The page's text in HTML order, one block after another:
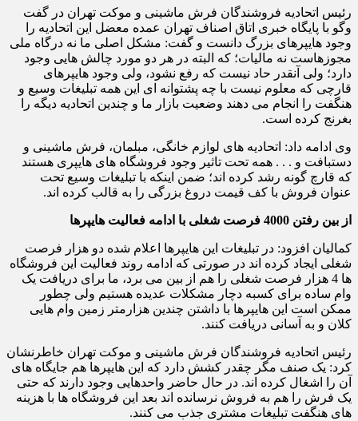
رئیس اتحادیه فروشندگان فرش ماشینی و موکت تهران در گفت
وگو با پایگاه خبری اتاق اصناف تهران عمده معضل این اتحادیه را
وجود هایپرهای بزرگ دانست و گفت: مشکل اصلی ما نه درگاه ملی
مجوزهاست نه مالیات؛ که البته در هر دو مورد چالش هایی وجود
دارد؛ ولی آنقدر حاد نیست که رفع نشود، ولی وجود هایپرهای
قارچی که معلوم نیست با چه پشتوانه ای این همه تبلیغات وسیع و
هنگفت را انجام می دهند وضعیت بازار ما و چندین اتحادیه دیگه را
بغرنج کرده است.
وی ادامه داد: اتحادیه های لوازم خانگی، مبلمان، فرش ماشینی و
دستبافت و . . . همه تحت تاثیر وجود فروشگاه های هایپری هستند
که قارچ گونه رشد کرده اند؛ ضمن اینکه با تبلیغات وسیع تحت
عنوان فروش با کف قیمت دروغ بزرگی را به قالب کرده اند.
از بین رفتن 4000 فرصت شغلی با ادامه فعالیت هایپرها
کمالیان افزود: در تبلیغات این هایپرها اعلام شده دو هزار فرصت
شغلی ایجاد کرده اند در صورتی که ادامه روند فعالیت این فروشگاه
ها 4 هزار فرصت شغلی را هم از بین می برد، ما برای دریافت یک
وام ساده برای کسبه دچار مشکلات عدیده هستیم ولی چطور
ممکن است این هایپرها با داشتن چندین هزارمتر زمین وام هایی
کلان و به آسانی دریافت کنند.
رئیس اتحادیه فروشندگان فرش ماشینی و موکت تهران خاطرنشان
کرد: یک صنف مگر چقدر کشش دارد که این هایپرها هم جایگاه های
آن را اشغال کرده اند. در حال حاضر واحدهایی وجود دارند که حتی
یک فرش را هم به فروش نرسانده اند بعد این فروشگاه ها با هزینه
های هنگفت تبلیغات مشتری جذب می کنند.